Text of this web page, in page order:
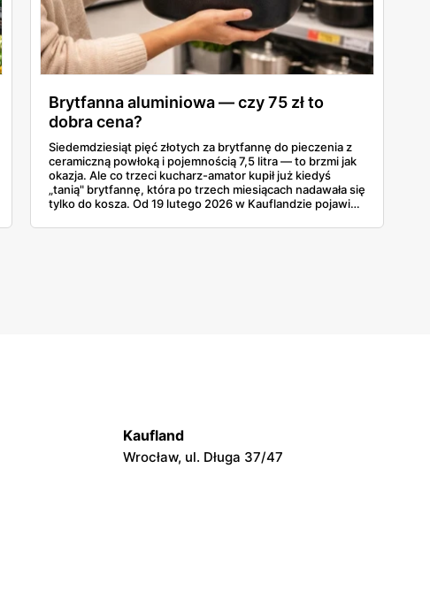
Brytfanna aluminiowa — czy 75 zł to
dobra cena?
Siedemdziesiąt pięć złotych za brytfannę do pieczenia z
ceramiczną powłoką i pojemnością 7,5 litra — to brzmi jak
okazja. Ale co trzeci kucharz-amator kupił już kiedyś
„tanią" brytfannę, która po trzech miesiącach nadawała się
tylko do kosza. Od 19 lutego 2026 w Kauflandzie pojawia
zastanowić, czy tym razem dyskonty naprawdę dowożą
Kaufland
Wrocław, ul. Długa 37/47